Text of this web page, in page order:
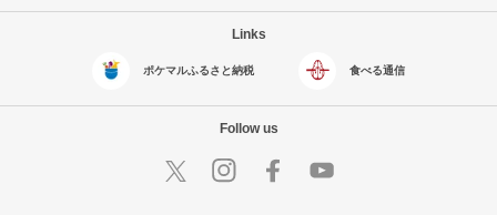
Links
ポケマルふるさと納税 食べる通信
Follow us